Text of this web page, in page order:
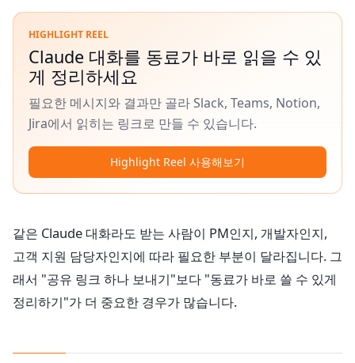
HIGHLIGHT REEL
Claude 대화를 동료가 바로 읽을 수 있
게 정리하세요
필요한 메시지와 결과만 골라 Slack, Teams, Notion,
Jira에서 읽히는 링크로 만들 수 있습니다.
Highlight Reel 사용해보기
같은 Claude 대화라도 받는 사람이 PM인지, 개발자인지,
고객 지원 담당자인지에 따라 필요한 부분이 달라집니다. 그
래서 "공유 링크 하나 보내기"보다 "동료가 바로 쓸 수 있게
정리하기"가 더 중요한 경우가 많습니다.